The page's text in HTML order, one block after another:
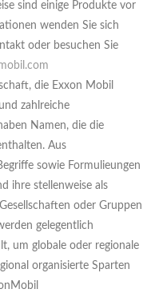
sind einige Produkte vor
wenden Sie sich
oder besuchen Sie
die Exxon Mobil
zahlreiche
Namen, die die
Aus
sowie Formulieungen
ihre stellenweise als
oder Gruppen
gelegentlich
um globale oder regionale
organisierte Sparten